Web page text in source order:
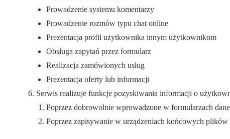
Prowadzenie systemu komentarzy
Prowadzenie rozmów typu chat online
Prezentacja profil użytkownika innym użytkownikom
Obsługa zapytań przez formularz
Realizacja zamówionych usług
Prezentacja oferty lub informacji
Serwis realizuje funkcje pozyskiwania informacji o
Poprzez dobrowolnie wprowadzone w formularzach
Poprzez zapisywanie w urządzeniach końcowych plików